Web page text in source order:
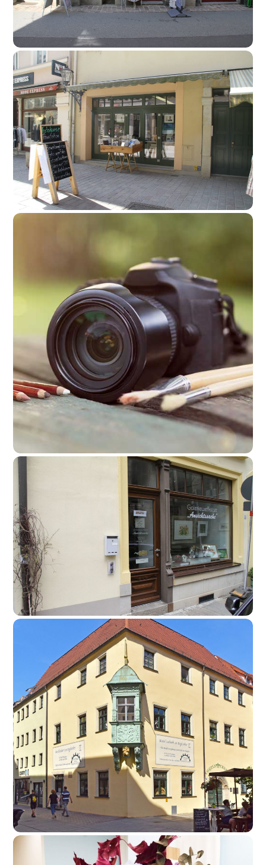
Chrononauts Photography
Foto, Kunst & Souvenirs,Handwerk & Dienstleistungen
mehr lesen
Foto Palme
Foto, Kunst & Souvenirs
mehr lesen
fotografie-pirna
Foto, Kunst & Souvenirs Pirna Gutschein - Akzeptanzstellen
mehr lesen
Galerie Vielfalt
Foto, Kunst & Souvenirs
mehr lesen
Galeriewerkstatt „Ansichtssache“
Foto, Kunst & Souvenirs
mehr lesen